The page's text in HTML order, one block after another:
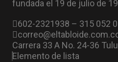
fundada el 19 de julio de
602-2321938 – 315 052
Carrera 33 A No. 24-36
Elemento de lista